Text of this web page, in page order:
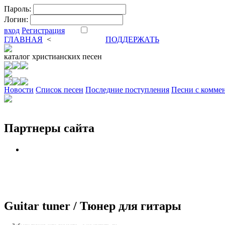
Пароль:
Логин:
вход Регистрация
ГЛАВНАЯ <
ПОДДЕРЖАТЬ
каталог христианских песен
Новости Cписок песен Последние поступления Песни с
Партнеры сайта
Guitar tuner / Тюнер для гитары